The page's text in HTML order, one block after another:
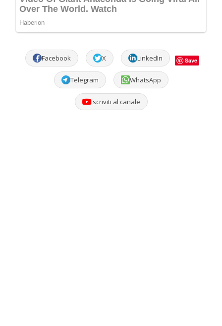
Facebook X LinkedIn Save
Telegram WhatsApp
Iscriviti al canale